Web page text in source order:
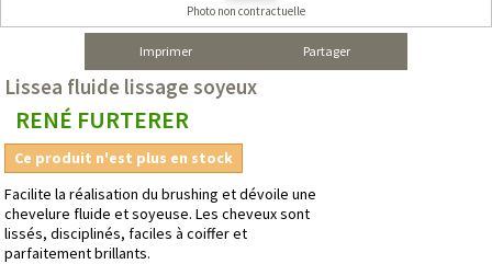
Photo non contractuelle
Imprimer Partager
Lissea fluide lissage soyeux
RENÉ FURTERER
Ce produit n'est plus en stock
Facilite la réalisation du brushing et dévoile une
chevelure fluide et soyeuse. Les cheveux sont
lissés, disciplinés, faciles à coiffer et
parfaitement brillants.